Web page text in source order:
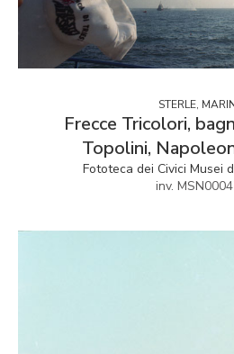
STERLE,
Frecce Tricolori,
Topolini,
Fototeca dei Civici Musei
inv.